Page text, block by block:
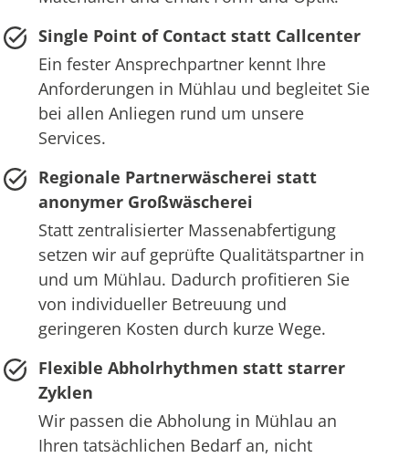
Single Point of Contact statt Callcenter
Ein fester Ansprechpartner kennt Ihre
Anforderungen in Mühlau und begleitet Sie
bei allen Anliegen rund um unsere
Services.
Regionale Partnerwäscherei statt
anonymer Großwäscherei
Statt zentralisierter Massenabfertigung
setzen wir auf geprüfte Qualitätspartner in
und um Mühlau. Dadurch profitieren Sie
von individueller Betreuung und
geringeren Kosten durch kurze Wege.
Flexible Abholrhythmen statt starrer
Zyklen
Wir passen die Abholung in Mühlau an
Ihren tatsächlichen Bedarf an, nicht